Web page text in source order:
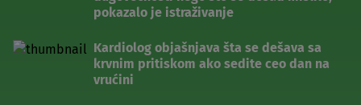
pokazalo je istraživanje
Kardiolog objašnjava šta se dešava sa
krvnim pritiskom ako sedite ceo dan na
vrućini